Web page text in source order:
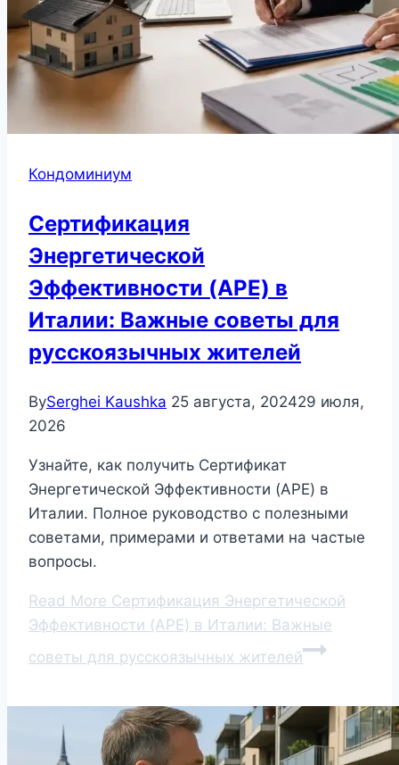
Кондоминиум
Сертификация
Энергетической
Эффективности (APE) в
Италии: Важные советы для
русскоязычных жителей
BySerghei Kaushka 25 августа, 202429 июля,
2026
Узнайте, как получить Сертификат
Энергетической Эффективности (APE) в
Италии. Полное руководство с полезными
советами, примерами и ответами на частые
вопросы.
Read More Сертификация Энергетической
Эффективности (APE) в Италии: Важные
советы для русскоязычных жителей